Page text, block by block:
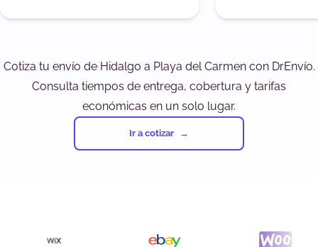
Cotiza tu envío de Hidalgo a Playa del Carmen con DrEnvío.
Consulta tiempos de entrega, cobertura y tarifas
económicas en un solo lugar.
Ir a cotizar